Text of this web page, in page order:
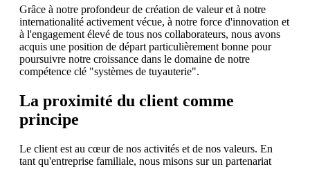
Grâce à notre profondeur de création de valeur et à notre
internationalité activement vécue, à notre force d'innovation et
à l'engagement élevé de tous nos collaborateurs, nous avons
acquis une position de départ particulièrement bonne pour
poursuivre notre croissance dans le domaine de notre
compétence clé "systèmes de tuyauterie".
La proximité du client comme
principe
Le client est au cœur de nos activités et de nos valeurs. En
tant qu'entreprise familiale, nous misons sur un partenariat